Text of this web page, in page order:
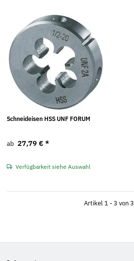
Schneideisen HSS UNF FORUM
ab 27,79 € *
Verfügbarkeit siehe Auswahl
Artikel 1 - 3 von 3